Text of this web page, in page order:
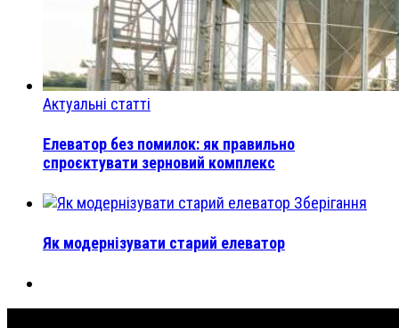
Актуальні статті
Елеватор без помилок: як правильно
спроєктувати зерновий комплекс
Зберігання
Як модернізувати старий елеватор